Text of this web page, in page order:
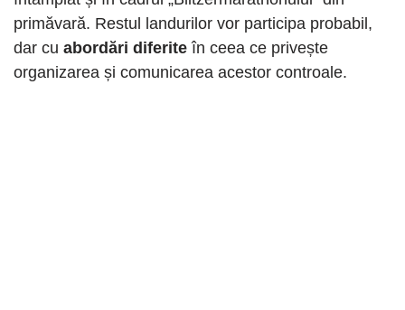
primăvară. Restul landurilor vor participa probabil,
dar cu abordări diferiteîn ceea ce privește
organizarea și comunicarea acestor controale.